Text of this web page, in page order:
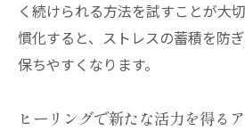
く続けられる方法を試すことが大
慣化すると、ストレスの蓄積を防
保ちやすくなります。
ヒーリングで新たな活力を得る